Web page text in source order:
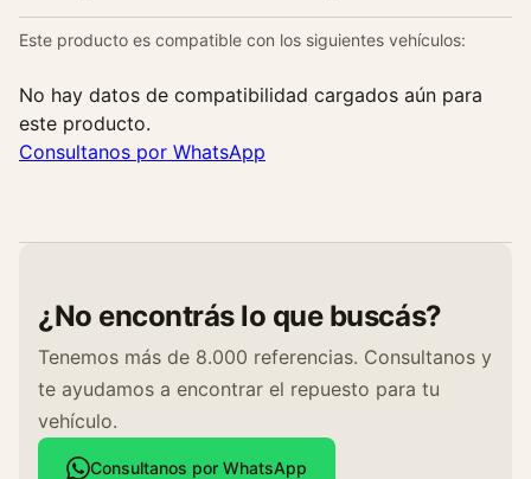
Este producto es compatible con los siguientes vehículos:
No hay datos de compatibilidad cargados aún para
este producto.
Consultanos por WhatsApp
¿No encontrás lo que buscás?
Tenemos más de 8.000 referencias. Consultanos y
te ayudamos a encontrar el repuesto para tu
vehículo.
Consultanos por WhatsApp